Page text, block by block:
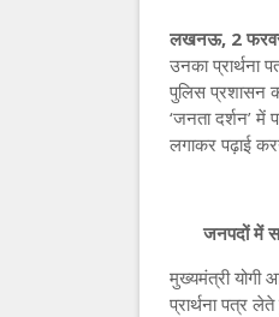
लखनऊ, 2
उनका प्रार्थना
पुलिस प्रशासन
‘जनता दर्शन’
लगाकर पढ़ाई
जनपदों में
मुख्यमंत्री
प्रार्थना पत्र